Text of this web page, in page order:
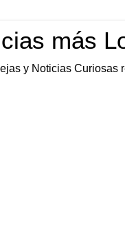
más
y Noticias Curiosas